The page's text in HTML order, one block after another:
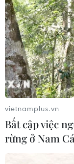
02/08/2026 04:00
Israel nâng
năng Mỹ tấn
02/08/2026 01:10
vietnamplus.vn
Bất cập việc
rừng ở Nam